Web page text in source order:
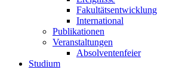
Fakultätsentwicklung
International
Publikationen
Veranstaltungen
Absolventenfeier
Studium